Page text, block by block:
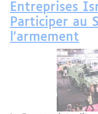
Entreprises
Participer au
l'armement